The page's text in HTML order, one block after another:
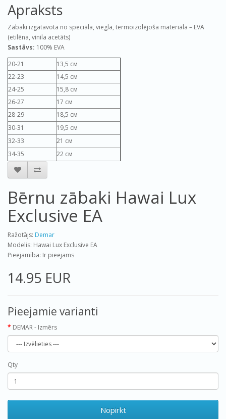
Apraksts
Zābaki izgatavota no speciāla, viegla, termoizolējoša materiāla – EVA
(etilēna, vinila acetāts)
Sastāvs: 100% EVA
20-21
13,5 см
22-23
14,5 см
24-25
15,8 см
26-27
17 см
28-29
18,5 см
30-31
19,5 см
32-33
21 см
34-35
22 см
Bērnu zābaki Hawai Lux
Exclusive EA
Ražotājs: Demar
Modelis: Hawai Lux Exclusive EA
Pieejamība: Ir pieejams
14.95 EUR
Pieejamie varianti
DEMAR - Izmērs
Qty
Nopirkt